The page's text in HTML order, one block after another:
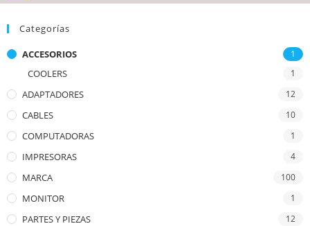
Categorías
ACCESORIOS 1
COOLERS 1
ADAPTADORES 12
CABLES 10
COMPUTADORAS 1
IMPRESORAS 4
MARCA 100
MONITOR 1
PARTES Y PIEZAS 12